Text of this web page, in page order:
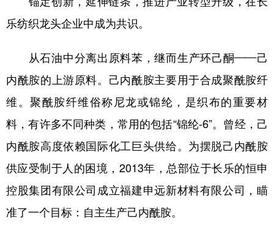
乐纺织龙头企业中成为共识。
从石油中分离出原料苯，继而生产环己酮——己
内酰胺的上游原料。己内酰胺主要用于合成聚酰胺纤
维。聚酰胺纤维俗称尼龙或锦纶，是织布的重要材
料，有许多不同种类，常用的包括“锦纶-6”。曾经，己
内酰胺高度依赖国际化工巨头供给。为摆脱己内酰胺
供应受制于人的困境，2013年，总部位于长乐的恒申
控股集团有限公司成立福建申远新材料有限公司，瞄
准了一个目标：自主生产己内酰胺。